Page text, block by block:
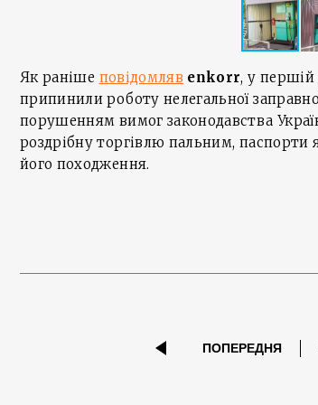
Як раніше повідомляв enkorr, у першій
припинили роботу нелегальної
порушенням вимог законодавства
роздрібну торгівлю пальним, паспорти
його походження.
ПОПЕРЕДНЯ